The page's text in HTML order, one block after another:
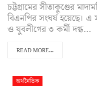
চট্টগ্রামের সীতাকুণ্ডের
বিএনপির সংঘর্ষ হয়েছে। এ
ও যুবলীগের ৩ কর্মী দগ্ধ…
READ MORE...
অর্থনৈতিক